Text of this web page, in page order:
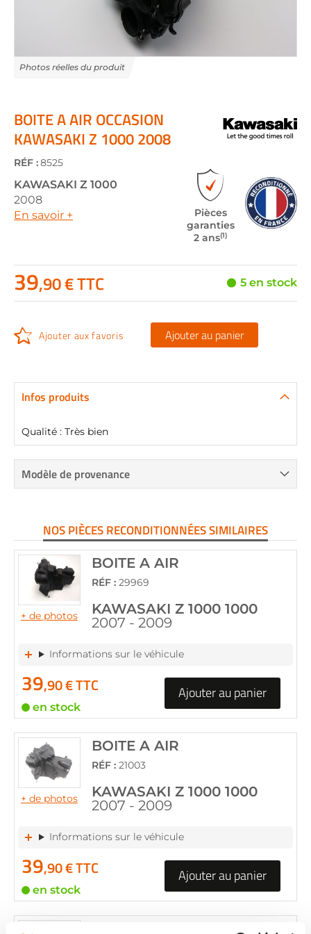
the
beginning
of
the
images
gallery
BOITE A AIR OCCASION
KAWASAKI Z 1000 2008
RÉF :8525
KAWASAKI Z 1000
2008
En savoir +
Pièces
garanties
2 ans(1)
39,90 € TTC 5 en stock
Ajouter aux favoris Ajouter au panier
Infos produits
Qualité : Très bien
Modèle de provenance
NOS PIÈCES RECONDITIONNÉES SIMILAIRES
+ de photos
BOITE A AIR
RÉF : 29969
KAWASAKI Z 1000 1000
2007 - 2009
Informations sur le véhicule
39,90 € TTC
en stock
Ajouter au panier
+ de photos
BOITE A AIR
RÉF : 21003
KAWASAKI Z 1000 1000
2007 - 2009
Informations sur le véhicule
39,90 € TTC
en stock
Ajouter au panier